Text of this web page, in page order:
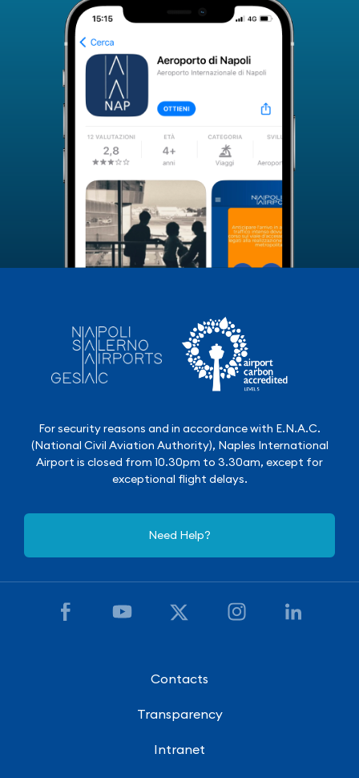
For security reasons and in accordance with E.N.A.C.
(National Civil Aviation Authority), Naples International
Airport is closed from 10.30pm to 3.30am, except for
exceptional flight delays.
Need Help?
Contacts
Transparency
Intranet